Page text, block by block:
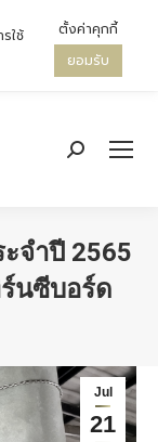
Search:
จำปี 2565
นซีบอร์ด
Jul
21
ใช้
ตั้งค่าคุกกี้
ยอมรับ